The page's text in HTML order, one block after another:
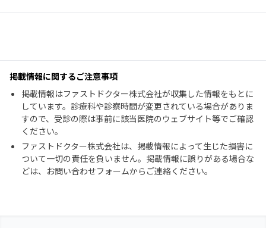
掲載情報に関するご注意事項
掲載情報はファストドクター株式会社が収集した情報をもとに
しています。診療科や診察時間が変更されている場合がありま
すので、受診の際は事前に該当医院のウェブサイト等でご確認
ください。
ファストドクター株式会社は、掲載情報によって生じた損害に
ついて一切の責任を負いません。掲載情報に誤りがある場合な
どは、お問い合わせフォームからご連絡ください。